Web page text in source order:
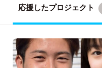
応援したプロジェクト